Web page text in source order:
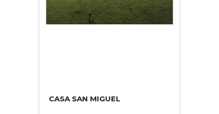
CASA SAN MIGUEL